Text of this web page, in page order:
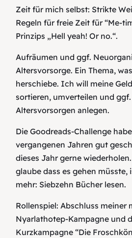
Zeit für mich selbst: Strikte
Regeln für freie Zeit für“Me-
Prinzips „Hell yeah! Or no.“.
Aufräumen und ggf.
Altersvorsorge. Ein Thema,
herschiebe. Ich will meine
sortieren, umverteilen und
Altersvorsorgen anlegen.
Die Goodreads-Challenge
vergangenen Jahren gut
dieses Jahr gerne
glaube dass es gehen müsste,
mehr: Siebzehn Bücher lesen.
Rollenspiel: Abschluss meiner
Nyarlathotep-Kampagne und
Kurzkampagne “Die